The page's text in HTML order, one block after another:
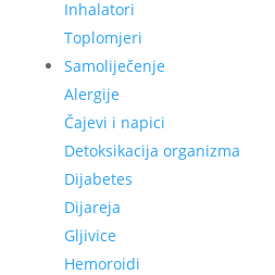
Inhalatori
Toplomjeri
Samoliječenje
Alergije
Čajevi i napici
Detoksikacija organizma
Dijabetes
Dijareja
Gljivice
Hemoroidi